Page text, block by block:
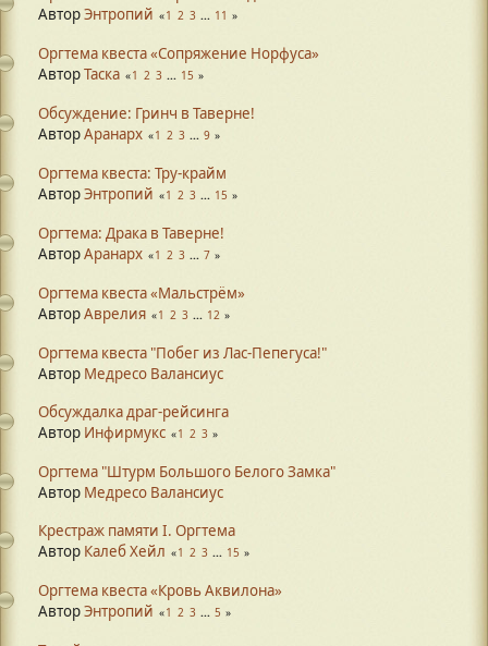
АвторЭнтропий 1 2 3 ... 11
Оргтема квеста «Сопряжение Норфуса»
АвторТаска 1 2 3 ... 15
Обсуждение: Гринч в Таверне!
АвторАранарх 1 2 3 ... 9
Оргтема квеста: Тру-крайм
АвторЭнтропий 1 2 3 ... 15
Оргтема: Драка в Таверне!
АвторАранарх 1 2 3 ... 7
Оргтема квеста «Мальстрём»
АвторАврелия 1 2 3 ... 12
Оргтема квеста "Побег из Лас-Пепегуса!"
Автор Медресо Валансиус
Обсуждалка драг-рейсинга
Автор Инфирмукс 1 2 3
Оргтема "Штурм Большого Белого Замка"
Автор Медресо Валансиус
Крестраж памяти I. Оргтема
Автор Калеб Хейл 1 2 3 ... 15
Оргтема квеста «Кровь Аквилона»
АвторЭнтропий 1 2 3 ... 5